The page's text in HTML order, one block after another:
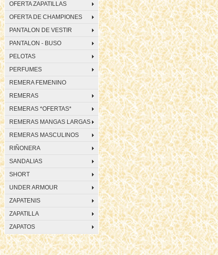
OFERTA ZAPATILLAS
OFERTA DE CHAMPIONES
PANTALON DE VESTIR
PANTALON - BUSO
PELOTAS
PERFUMES
REMERA FEMENINO
REMERAS
REMERAS *OFERTAS*
REMERAS MANGAS LARGAS
REMERAS MASCULINOS
RIÑONERA
SANDALIAS
SHORT
UNDER ARMOUR
ZAPATENIS
ZAPATILLA
ZAPATOS